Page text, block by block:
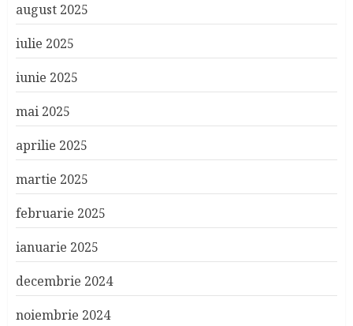
august 2025
iulie 2025
iunie 2025
mai 2025
aprilie 2025
martie 2025
februarie 2025
ianuarie 2025
decembrie 2024
noiembrie 2024